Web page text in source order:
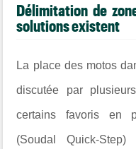
Délimitation de
solutions existent
La place des motos
discutée par
certains favoris en
(Soudal Quick-